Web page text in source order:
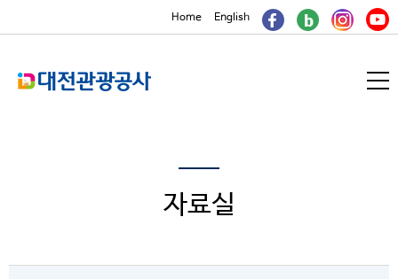
Home English
메
뉴
자료실